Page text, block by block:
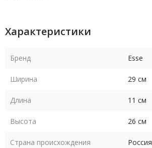
Характеристики
Бренд Esse
Ширина 29 см
Длина 11 см
Высота 26 см
Страна происхождения Россия